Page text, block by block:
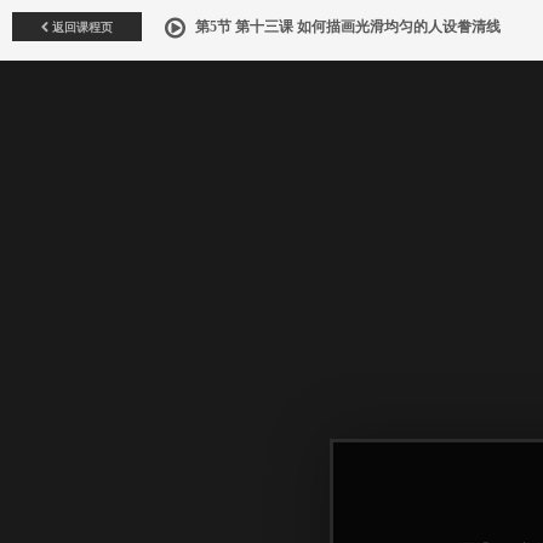
返回课程页 第5节 第十三课 如何描画光滑均匀的人设誊清线